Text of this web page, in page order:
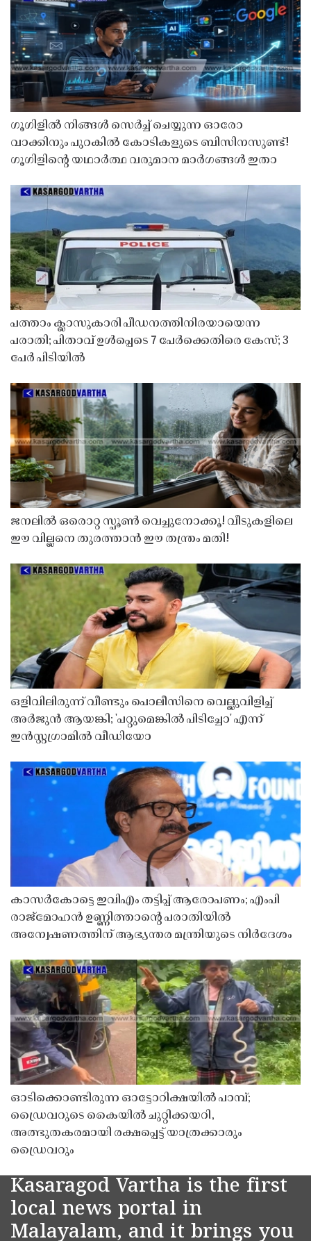
ഗൂഗിളിൽ നിങ്ങൾ സെർച്ച് ചെയ്യുന്ന ഓരോ
വാക്കിനും പുറകിൽ കോടികളുടെ ബിസിനസുണ്ട്!
ഗൂഗിളിന്റെ യഥാർത്ഥ വരുമാന മാർഗങ്ങൾ ഇതാ
പത്താം ക്ലാസുകാരി പീഡനത്തിനിരയായെന്ന
പരാതി; പിതാവ് ഉൾപ്പെടെ 7 പേർക്കെതിരെ കേസ്; 3
പേർ പിടിയിൽ
ജനലിൽ ഒരൊറ്റ സ്പൂൺ വെച്ചുനോക്കൂ! വീടുകളിലെ
ഈ വില്ലനെ തുരത്താൻ ഈ തന്ത്രം മതി!
ഒളിവിലിരുന്ന് വീണ്ടും പൊലീസിനെ വെല്ലുവിളിച്ച്
അർജുൻ ആയങ്കി; 'പറ്റുമെങ്കിൽ പിടിച്ചോ' എന്ന്
ഇൻസ്റ്റഗ്രാമിൽ വീഡിയോ
കാസർകോട്ടെ ഇവിഎം തട്ടിപ്പ് ആരോപണം; എംപി
രാജ്‌മോഹൻ ഉണ്ണിത്താന്റെ പരാതിയിൽ
അന്വേഷണത്തിന് ആഭ്യന്തര മന്ത്രിയുടെ നിർദേശം
ഓടിക്കൊണ്ടിരുന്ന ഓട്ടോറിക്ഷയിൽ പാമ്പ്;
ഡ്രൈവറുടെ കൈയിൽ ചുറ്റിക്കയറി,
അത്ഭുതകരമായി രക്ഷപ്പെട്ട് യാത്രക്കാരും
ഡ്രൈവറും
Kasaragod Vartha is the first
local news portal in
Malayalam, and it brings you